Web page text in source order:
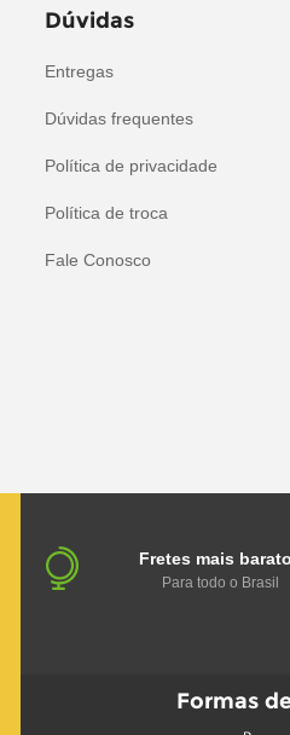
Dúvidas
Entregas
Dúvidas frequentes
Política de privacidade
Política de troca
Fale Conosco
Fretes mais
Para todo o Brasil
Formas